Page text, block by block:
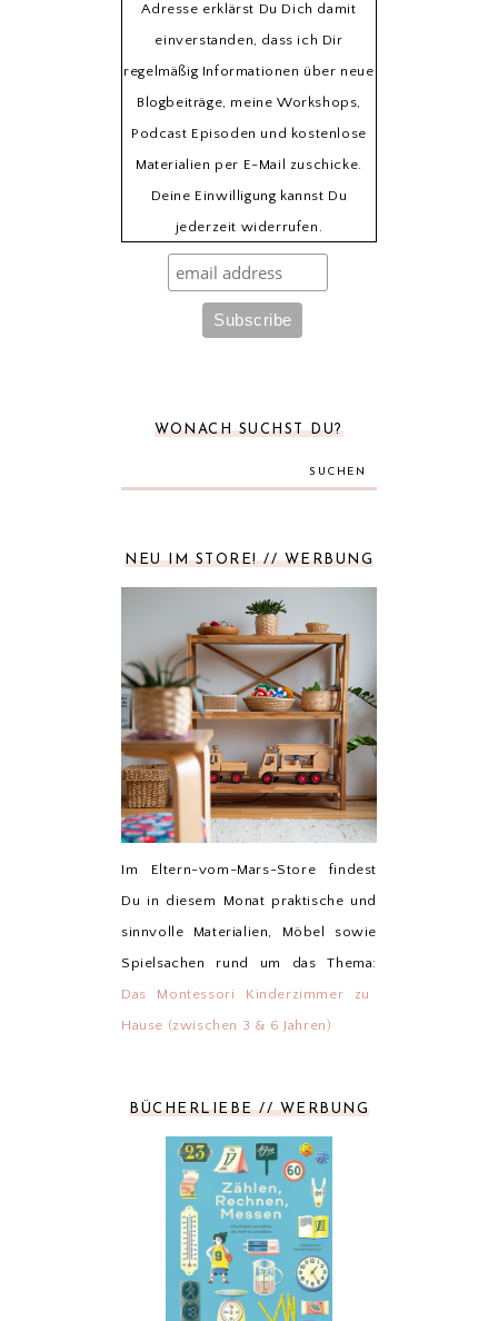
Adresse erklärst Du Dich damit
einverstanden, dass ich Dir
regelmäßig Informationen über neue
Blogbeiträge, meine Workshops,
Podcast Episoden und kostenlose
Materialien per E-Mail zuschicke.
Deine Einwilligung kannst Du
jederzeit widerrufen.
WONACH SUCHST DU?
SUCHEN
NEU IM STORE! // WERBUNG
Im Eltern-vom-Mars-Store findest
Du in diesem Monat praktische und
sinnvolle Materialien, Möbel sowie
Spielsachen rund um das Thema:
Das Montessori Kinderzimmer zu
Hause (zwischen 3 & 6 Jahren)
BÜCHERLIEBE // WERBUNG